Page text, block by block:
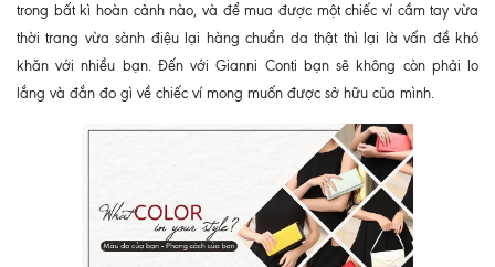
trong bất kì hoàn cảnh nào, và để mua được một chiếc ví cầm tay vừa
thời trang vừa sành điệu lại hàng chuẩn da thật thì lại là vấn đề khó
khăn với nhiều bạn. Đến với Gianni Conti bạn sẽ không còn phải lo
lắng và đắn đo gì về chiếc ví mong muốn được sở hữu của mình.